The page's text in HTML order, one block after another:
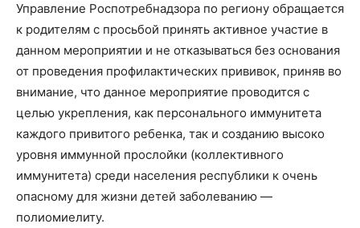
Управление Роспотребнадзора по региону обращается
к родителям с просьбой принять активное участие в
данном мероприятии и не отказываться без основания
от проведения профилактических прививок, приняв во
внимание, что данное мероприятие проводится с
целью укрепления, как персонального иммунитета
каждого привитого ребенка, так и созданию высоко
уровня иммунной прослойки (коллективного
иммунитета) среди населения республики к очень
опасному для жизни детей заболеванию —
полиомиелиту.